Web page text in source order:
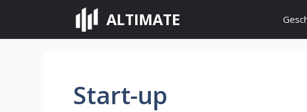
springen
ALTIMATE
Start-up